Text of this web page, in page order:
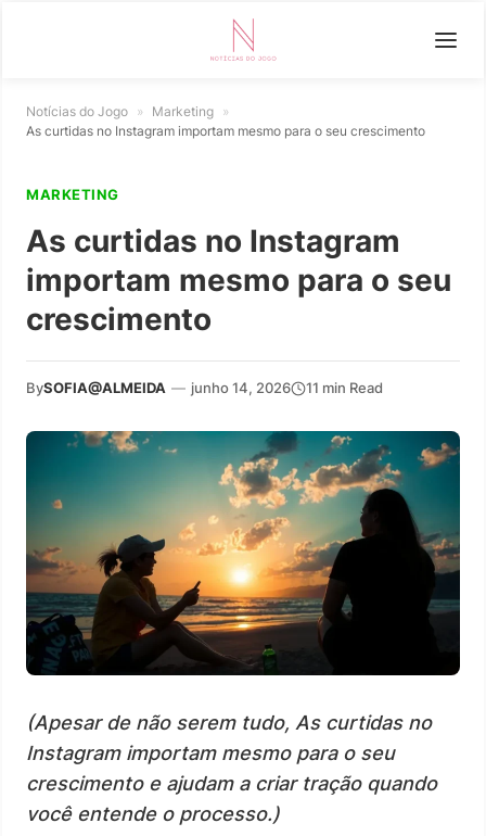
Notícias do Jogo » Marketing »
As curtidas no Instagram importam mesmo para o seu crescimento
MARKETING
As curtidas no Instagram
importam mesmo para o seu
crescimento
BySOFIA@ALMEIDA — junho 14, 2026 11 min Read
(Apesar de não serem tudo, As curtidas no
Instagram importam mesmo para o seu
crescimento e ajudam a criar tração quando
você entende o processo.)